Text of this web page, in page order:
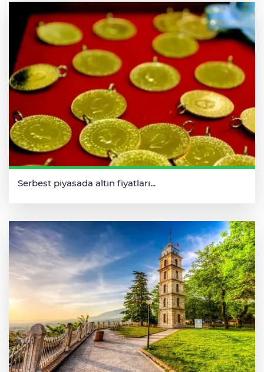
Serbest piyasada altın fiyatları...